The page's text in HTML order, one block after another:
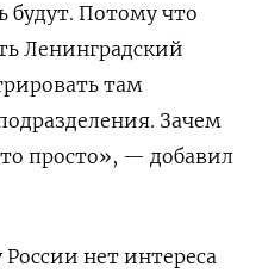
будут. Потому что
Ленинградский
там
Зачем
просто», — добавил
нет интереса